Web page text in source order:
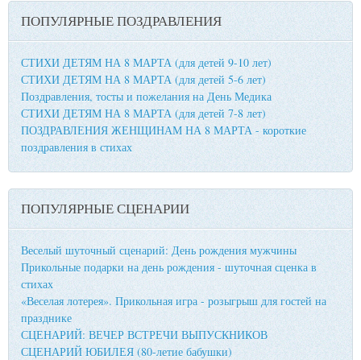
ПОПУЛЯРНЫЕ ПОЗДРАВЛЕНИЯ
СТИХИ ДЕТЯМ НА 8 МАРТА (для детей 9-10 лет)
СТИХИ ДЕТЯМ НА 8 МАРТА (для детей 5-6 лет)
Поздравления, тосты и пожелания на День Медика
СТИХИ ДЕТЯМ НА 8 МАРТА (для детей 7-8 лет)
ПОЗДРАВЛЕНИЯ ЖЕНЩИНАМ НА 8 МАРТА - короткие
поздравления в стихах
ПОПУЛЯРНЫЕ СЦЕНАРИИ
Веселый шуточный сценарий: День рождения мужчины
Прикольные подарки на день рождения - шуточная сценка в
стихах
«Веселая лотерея». Прикольная игра - розыгрыш для гостей на
празднике
СЦЕНАРИЙ: ВЕЧЕР ВСТРЕЧИ ВЫПУСКНИКОВ
СЦЕНАРИЙ ЮБИЛЕЯ (80-летие бабушки)